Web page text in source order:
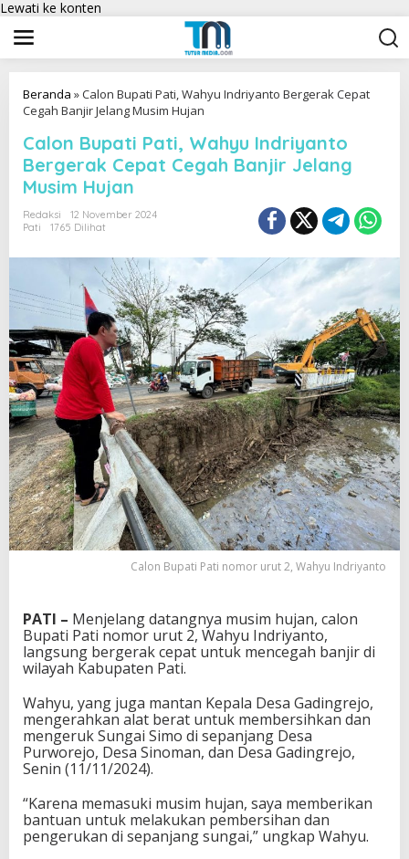
Lewati ke konten
Beranda »Calon Bupati Pati, Wahyu Indriyanto Bergerak Cepat
Cegah Banjir Jelang Musim Hujan
Calon Bupati Pati, Wahyu Indriyanto
Bergerak Cepat Cegah Banjir Jelang
Musim Hujan
Redaksi
12 November 2024
Pati
1765 Dilihat
Calon Bupati Pati nomor urut 2, Wahyu Indriyanto
PATI – Menjelang datangnya musim hujan, calon
Bupati Pati nomor urut 2, Wahyu Indriyanto,
langsung bergerak cepat untuk mencegah banjir di
wilayah Kabupaten Pati.
Wahyu, yang juga mantan Kepala Desa Gadingrejo,
mengerahkan alat berat untuk membersihkan dan
mengeruk Sungai Simo di sepanjang Desa
Purworejo, Desa Sinoman, dan Desa Gadingrejo,
Senin (11/11/2024).
“Karena memasuki musim hujan, saya memberikan
bantuan untuk melakukan pembersihan dan
pengerukan di sepanjang sungai,” ungkap Wahyu.